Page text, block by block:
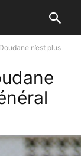
n’est plus